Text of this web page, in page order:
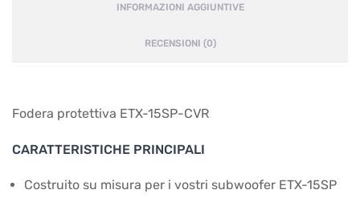
INFORMAZIONI AGGIUNTIVE
RECENSIONI (0)
Fodera protettiva ETX-15SP-CVR
CARATTERISTICHE PRINCIPALI
Costruito su misura per i vostri subwoofer ETX-15SP